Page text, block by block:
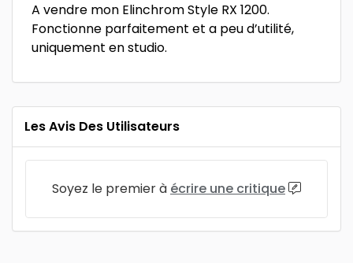
A vendre mon Elinchrom Style RX 1200.
Fonctionne parfaitement et a peu d’utilité,
uniquement en studio.
Les Avis Des Utilisateurs
Soyez le premier à écrire une critique